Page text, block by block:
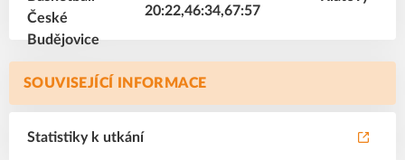
20:22,46:34,67:57
SOUVISEJÍCÍ INFORMACE
Statistiky k utkání